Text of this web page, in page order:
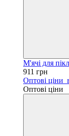
М'ячі для
911 грн
Оптові ціни
Оптові ціни